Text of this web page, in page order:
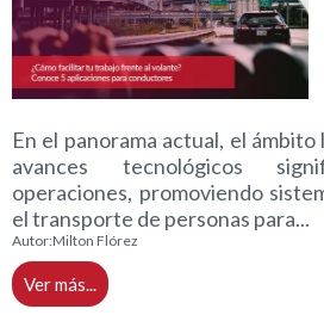
En el panorama actual, el
avances tecnológicos
operaciones, promoviendo
el transporte de personas para...
Autor:Milton Flórez
Ver más...